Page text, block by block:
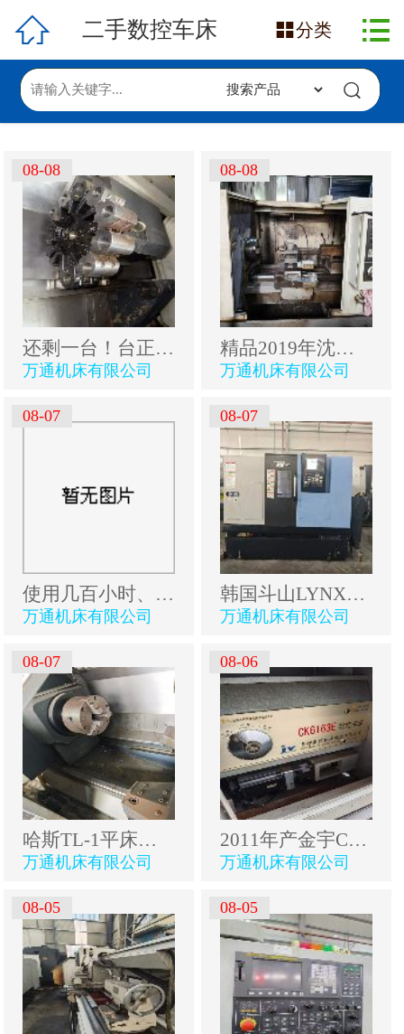
网站首页
在售产品
求购信息
发布供应
 二手数控车床 分类 
08-08
还剩一台！台正宗沈阳高端机ViVaT2C/500斜轨数控车床.
万通机床有限公司
08-08
精品2019年沈阳CAK5085S数控车床，液压卡盘，带档位，.
万通机床有限公司
08-07
使用几百小时、出口型国盛、2023年国盛lHT1031数控车.
万通机床有限公司
08-07
韩国斗山LYNX235数控车床发那科Plus系统，8寸中空卡盘.
万通机床有限公司
08-07
哈斯TL-1平床身数控车床，标配8寸卡盘，回转直径508，.
万通机床有限公司
08-06
2011年产金宇CK6163EX6000数控车，广数980TDB系统，导.
万通机床有限公司
08-05 08-05